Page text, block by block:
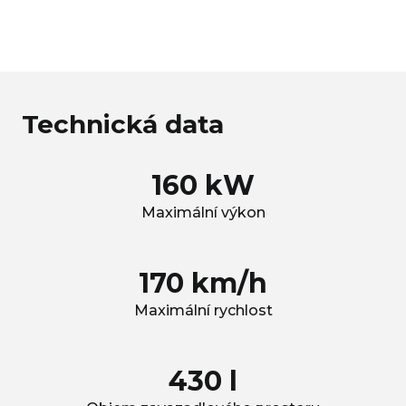
Technická data
160 kW
Maximální výkon
170 km/h
Maximální rychlost
430 l